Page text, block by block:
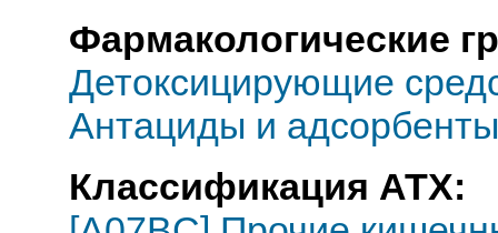
Фармакологические
Детоксицирующие
Антациды и адсорбенты
Классификация АТХ: